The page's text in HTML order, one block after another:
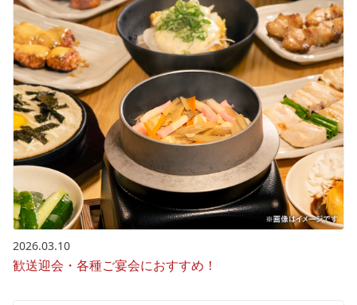
2026.03.10
歓送迎会・各種ご宴会におすすめ！